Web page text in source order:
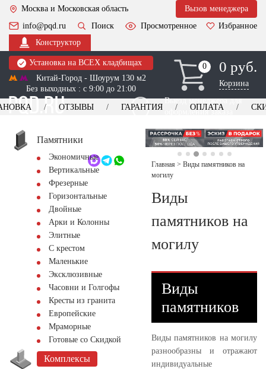
Москва и Московская область
Вызов менеджера
info@pqd.ru
Поиск Просмотренное
Избранное
Конструктор
Установка на ВСЕХ кладбищах
Китай-Город - Шоурум 130 м2
Без выходных : с 9:00 до 21:00
0
0 0 руб.
Корзина
Выезд менеджера для
оформления заказа
+7 (495) 518-44-23
Обратный звонок
ОТЗЫВЫ ГАРАНТИЯ ОПЛАТА
Памятники
Экономичные
Вертикальные
Фрезерные
Горизонтальные
Двойные
Арки и Колонны
Элитные
С крестом
Маленькие
Эксклюзивные
Часовни и Голгофы
Кресты из гранита
Европейские
Мраморные
Готовые со Скидкой
Комплексы
Главная > Виды памятников на
могилу
Виды
памятников на
могилу
Виды
памятников
Виды памятников на могилу
разнообразны и отражают
индивидуальные